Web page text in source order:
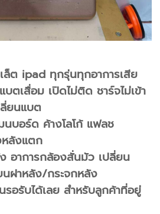
ล็ต ipad ทุกรุ่นทุกอาการเสีย
ตเสื่อม เปิดไม่ติด ชาร์จไม่เข้า
ยนแบต
บอร์ด ค้างโลโก้ แฟลช
หลังแตก
อาการกล้องสั่นมัว เปลี่ยน
ฝาหลัง/กระจกหลัง
รอรับได้เลย สำหรับลูกค้าที่อยู่